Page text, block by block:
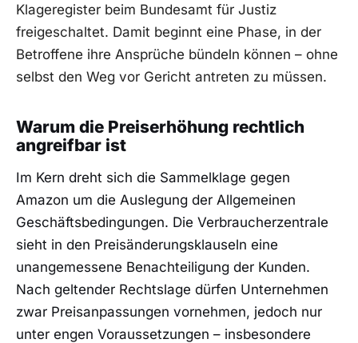
Klageregister beim Bundesamt für Justiz
freigeschaltet. Damit beginnt eine Phase, in der
Betroffene ihre Ansprüche bündeln können – ohne
selbst den Weg vor Gericht antreten zu müssen.
Warum die Preiserhöhung rechtlich
angreifbar ist
Im Kern dreht sich die Sammelklage gegen
Amazon um die Auslegung der Allgemeinen
Geschäftsbedingungen. Die Verbraucherzentrale
sieht in den Preisänderungsklauseln eine
unangemessene Benachteiligung der Kunden.
Nach geltender Rechtslage dürfen Unternehmen
zwar Preisanpassungen vornehmen, jedoch nur
unter engen Voraussetzungen – insbesondere